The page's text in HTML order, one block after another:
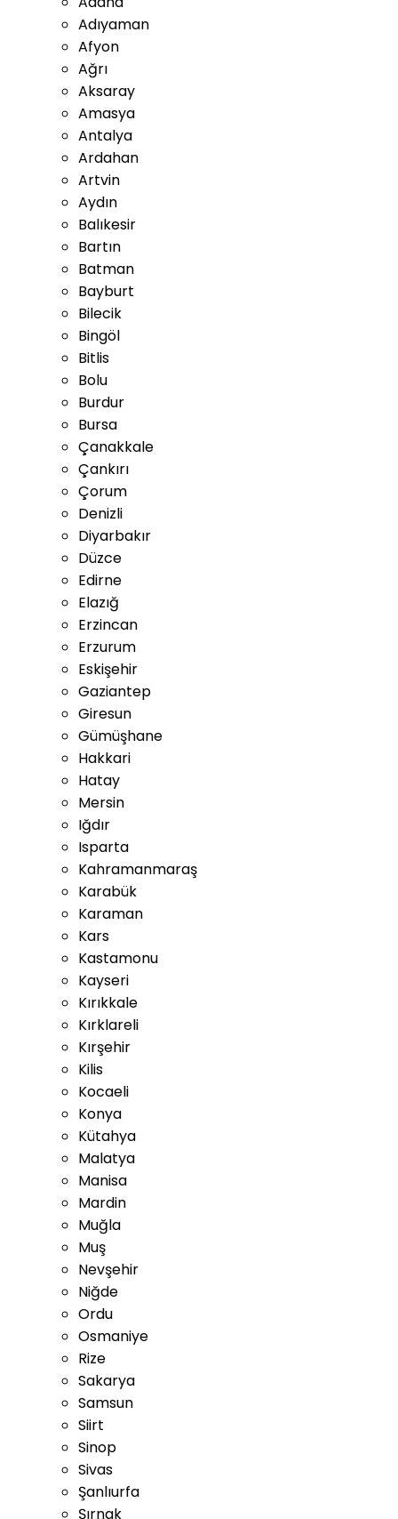
Adıyaman
Afyon
Ağrı
Aksaray
Amasya
Antalya
Ardahan
Artvin
Aydın
Balıkesir
Bartın
Batman
Bayburt
Bilecik
Bingöl
Bitlis
Bolu
Burdur
Bursa
Çanakkale
Çankırı
Çorum
Denizli
Diyarbakır
Düzce
Edirne
Elazığ
Erzincan
Erzurum
Eskişehir
Gaziantep
Giresun
Gümüşhane
Hakkari
Hatay
Mersin
Iğdır
Isparta
Kahramanmaraş
Karabük
Karaman
Kars
Kastamonu
Kayseri
Kırıkkale
Kırklareli
Kırşehir
Kilis
Kocaeli
Konya
Kütahya
Malatya
Manisa
Mardin
Muğla
Muş
Nevşehir
Niğde
Ordu
Osmaniye
Rize
Sakarya
Samsun
Siirt
Sinop
Sivas
Şanlıurfa
Şırnak